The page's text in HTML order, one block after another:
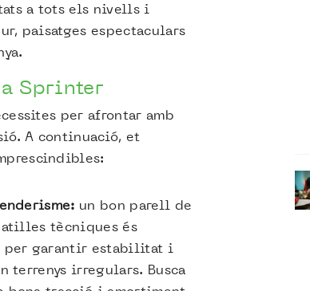
a tots els nivells i
paisatges espectaculars
Sprinter
per afrontar amb
A continuació, et
un bon parell de
tècniques és
per garantir estabilitat i
terrenys irregulars. Busca